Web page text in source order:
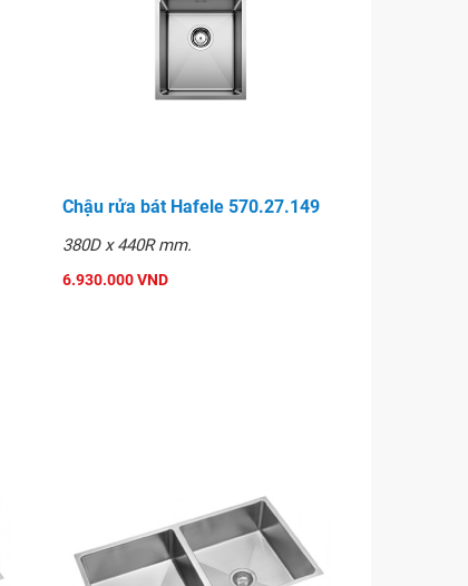
Chậu rửa bát Hafele 570.27.149
380D x 440R mm.
6.930.000 VND